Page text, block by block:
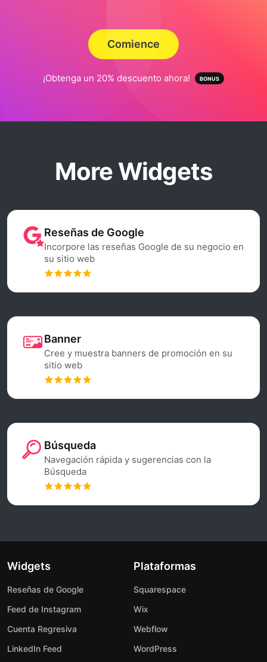
Comience
¡Obtenga un 20% descuento ahora!
More Widgets
Reseñas de Google
Incorpore las reseñas Google de su negocio en
su sitio web
Banner
Cree y muestra banners de promoción en su
sitio web
Búsqueda
Navegación rápida y sugerencias con la
Búsqueda
Widgets
Reseñas de Google
Feed de Instagram
Cuenta Regresiva
LinkedIn Feed
Plataformas
Squarespace
Wix
Webflow
WordPress